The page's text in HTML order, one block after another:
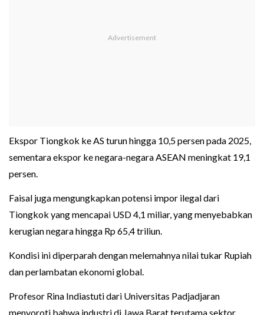
Ekspor Tiongkok ke AS turun hingga 10,5 persen pada 2025,
sementara ekspor ke negara-negara ASEAN meningkat 19,1
persen.
Faisal juga mengungkapkan potensi impor ilegal dari
Tiongkok yang mencapai USD 4,1 miliar, yang menyebabkan
kerugian negara hingga Rp 65,4 triliun.
Kondisi ini diperparah dengan melemahnya nilai tukar Rupiah
dan perlambatan ekonomi global.
Profesor Rina Indiastuti dari Universitas Padjadjaran
menyoroti bahwa industri di Jawa Barat terutama sektor